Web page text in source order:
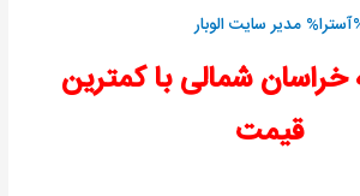
مدیر سایت الوبار
خراسان شمالی با کمترین
قیمت